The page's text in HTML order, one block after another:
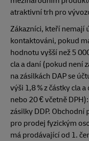
atraktivní trh pro
Zákazníci, kteří nemají
kontaktováni, pokud
hodnotu vyšší než 5
cla a daní (pokud není
na zásilkách DAP se
výši 1,8 % z částky cla
nebo 20 € včetně
zásilky DDP. Obchodní
pro prodej fyzickým
má prodávající od 1.